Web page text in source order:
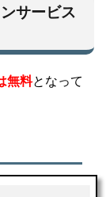
サービス
無料となって